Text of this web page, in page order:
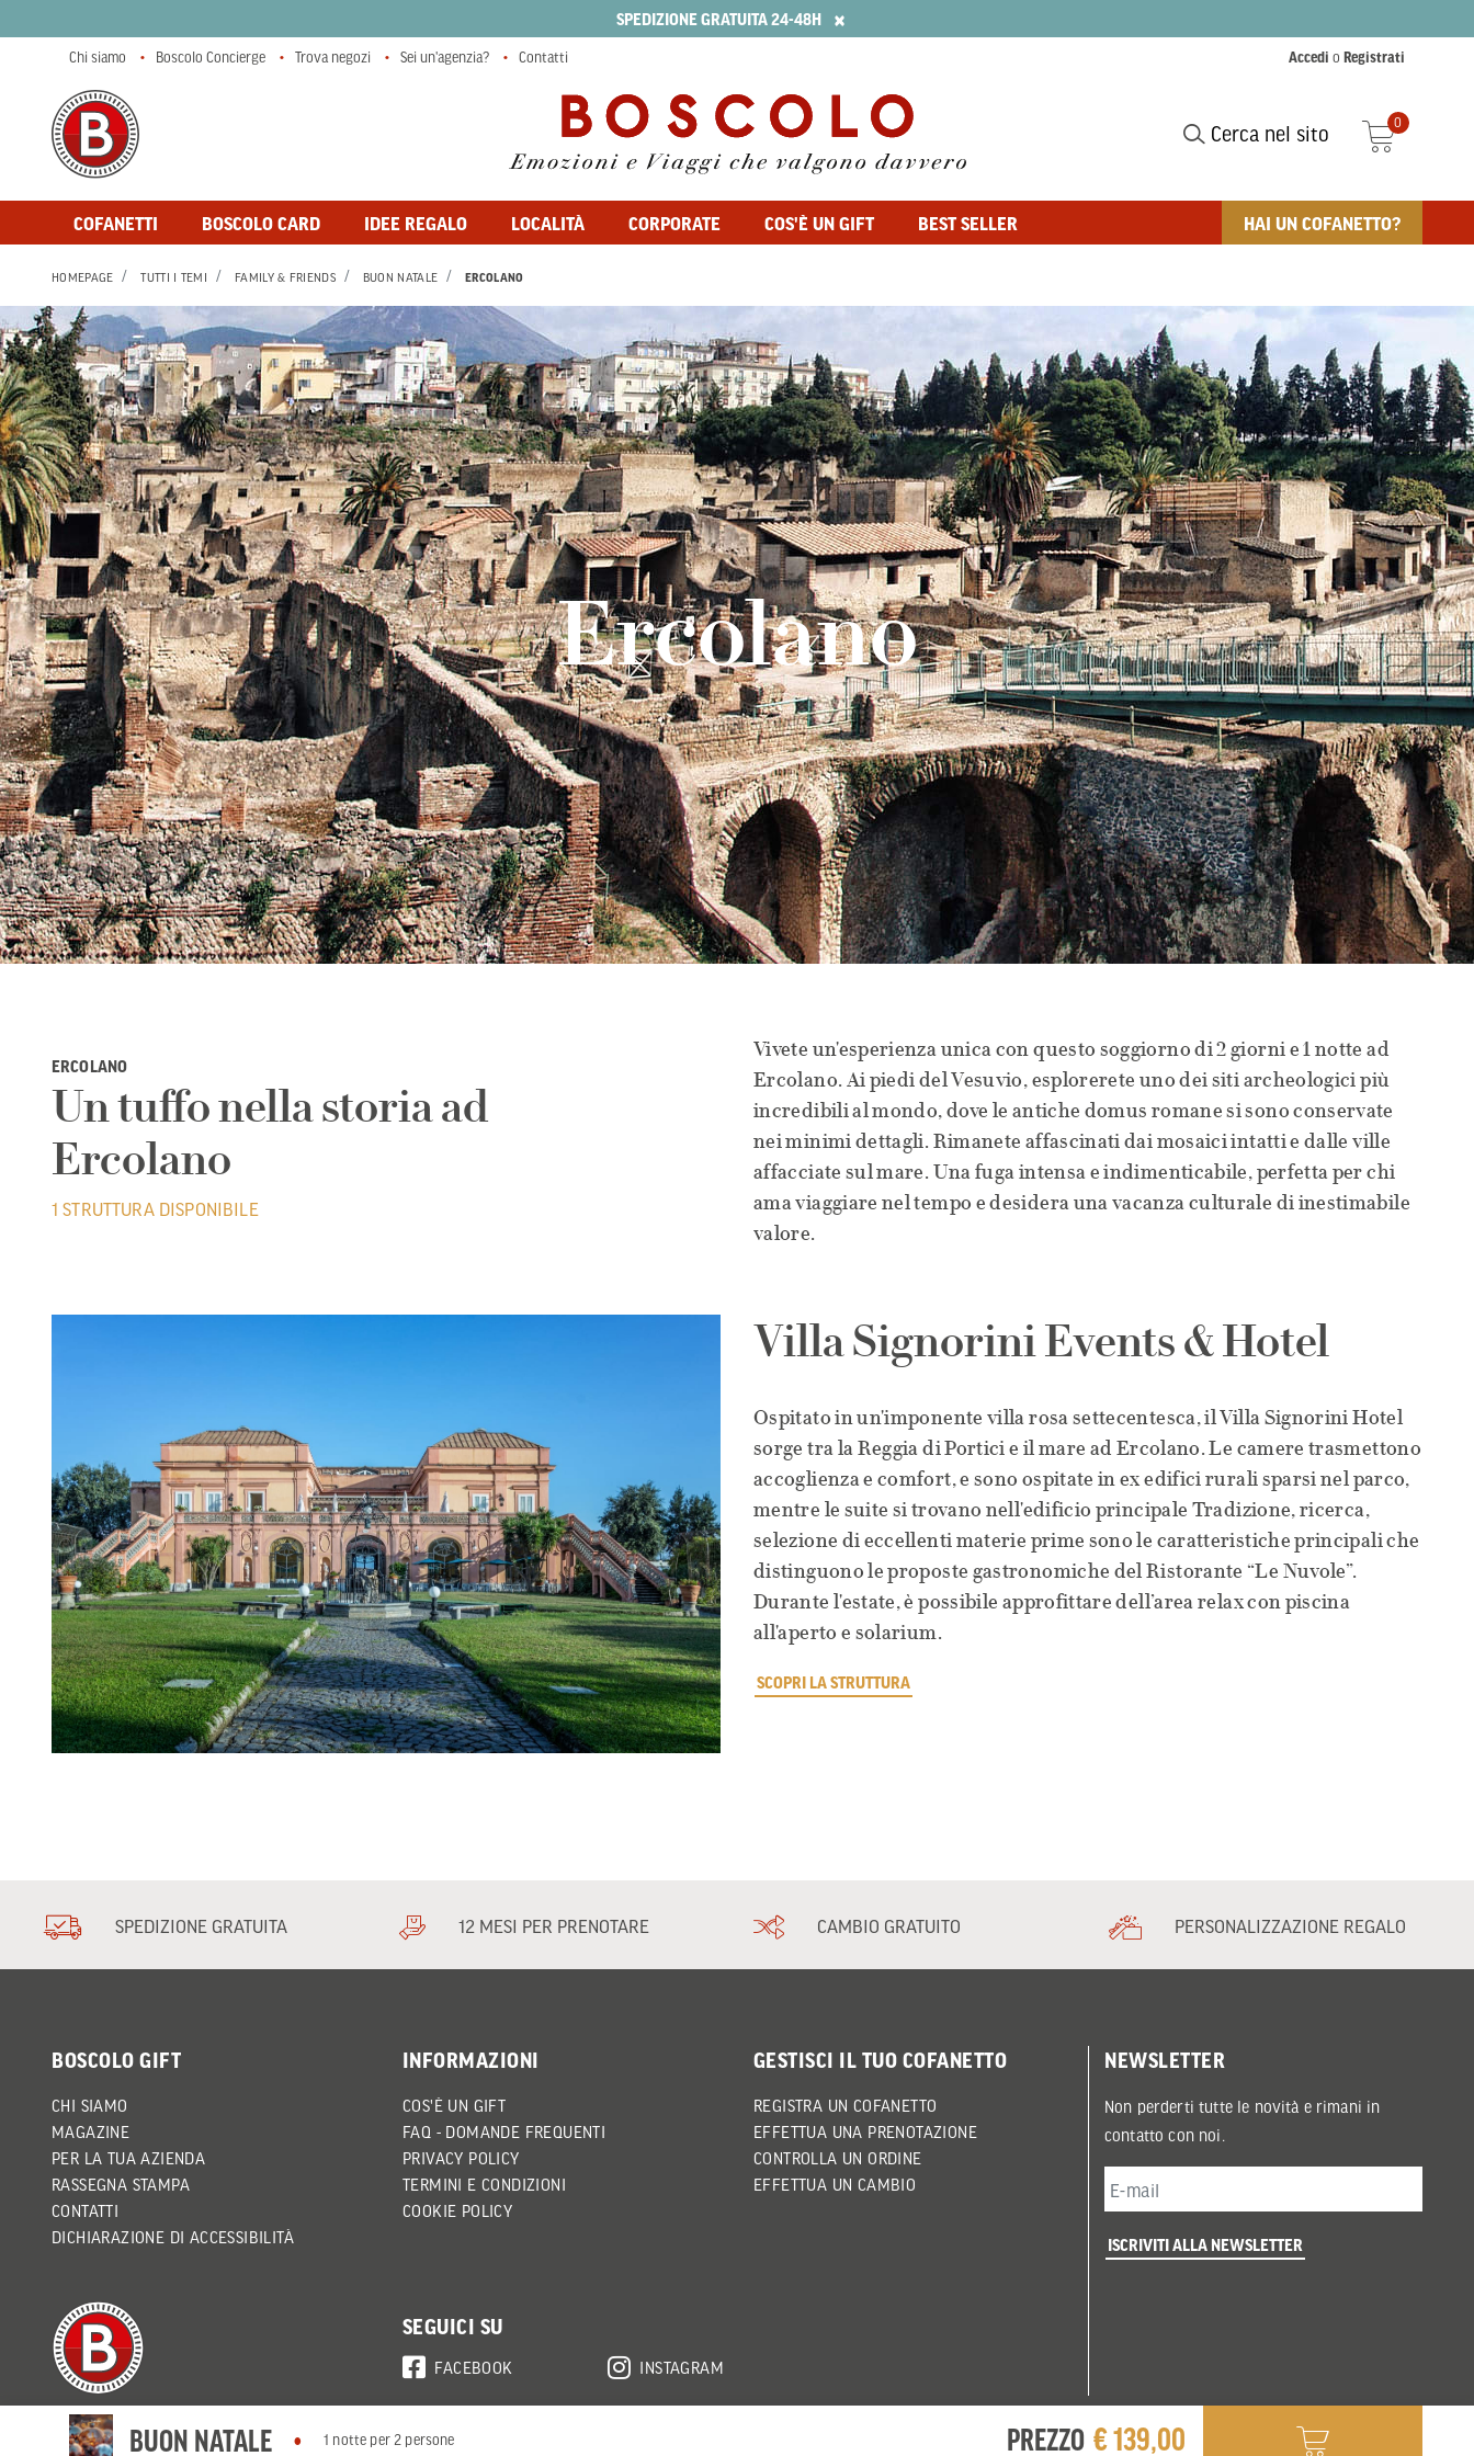
SPEDIZIONE GRATUITA 24-48H ×
Cerca nel sito
0
COFANETTI BOSCOLO CARD IDEE REGALO LOCALITÀ CORPORATE COS'È UN GIFT BEST SELLER HAI UN COFANETTO?
Chi siamo Boscolo Concierge Trova negozi Sei un'agenzia? Contatti Accedi o Registrati
HOMEPAGE TUTTI I TEMI FAMILY & FRIENDS BUON NATALE ERCOLANO
Ercolano
ERCOLANO
Un tuffo nella storia ad
Ercolano
1 STRUTTURA DISPONIBILE
Vivete un'esperienza unica con questo soggiorno di 2 giorni e 1 notte ad
Ercolano. Ai piedi del Vesuvio, esplorerete uno dei siti archeologici più
incredibili al mondo, dove le antiche domus romane si sono conservate
nei minimi dettagli. Rimanete affascinati dai mosaici intatti e dalle ville
affacciate sul mare. Una fuga intensa e indimenticabile, perfetta per chi
ama viaggiare nel tempo e desidera una vacanza culturale di inestimabile
valore.
Villa Signorini Events & Hotel
Ospitato in un'imponente villa rosa settecentesca, il Villa Signorini Hotel
sorge tra la Reggia di Portici e il mare ad Ercolano. Le camere trasmettono
accoglienza e comfort, e sono ospitate in ex edifici rurali sparsi nel parco,
mentre le suite si trovano nell'edificio principale Tradizione, ricerca,
selezione di eccellenti materie prime sono le caratteristiche principali che
distinguono le proposte gastronomiche del Ristorante “Le Nuvole”.
Durante l'estate, è possibile approfittare dell’area relax con piscina
all'aperto e solarium.
SCOPRI LA STRUTTURA
BUON NATALE 1 notte per 2 persone PREZZO € 139,00
SPEDIZIONE GRATUITA 12 MESI PER PRENOTARE CAMBIO GRATUITO PERSONALIZZAZIONE REGALO
BOSCOLO GIFT
CHI SIAMO
MAGAZINE
PER LA TUA AZIENDA
RASSEGNA STAMPA
CONTATTI
DICHIARAZIONE DI ACCESSIBILITÀ
INFORMAZIONI
COS'È UN GIFT
FAQ - DOMANDE FREQUENTI
PRIVACY POLICY
TERMINI E CONDIZIONI
COOKIE POLICY
GESTISCI IL TUO COFANETTO
REGISTRA UN COFANETTO
EFFETTUA UNA PRENOTAZIONE
CONTROLLA UN ORDINE
EFFETTUA UN CAMBIO
SEGUICI SU
FACEBOOK INSTAGRAM
NEWSLETTER
Non perderti tutte le novità e rimani in
contatto con noi.
ISCRIVITI ALLA NEWSLETTER